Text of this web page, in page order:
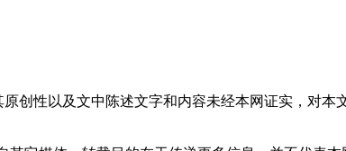
创性以及文中陈述文字和内容未经本网证实，对